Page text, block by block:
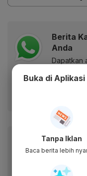
Berita
Anda
Dapatkan
berharga
Baca artikel ini
Dapatkan
Buka di
Tanpa Iklan
Baca berita lebih